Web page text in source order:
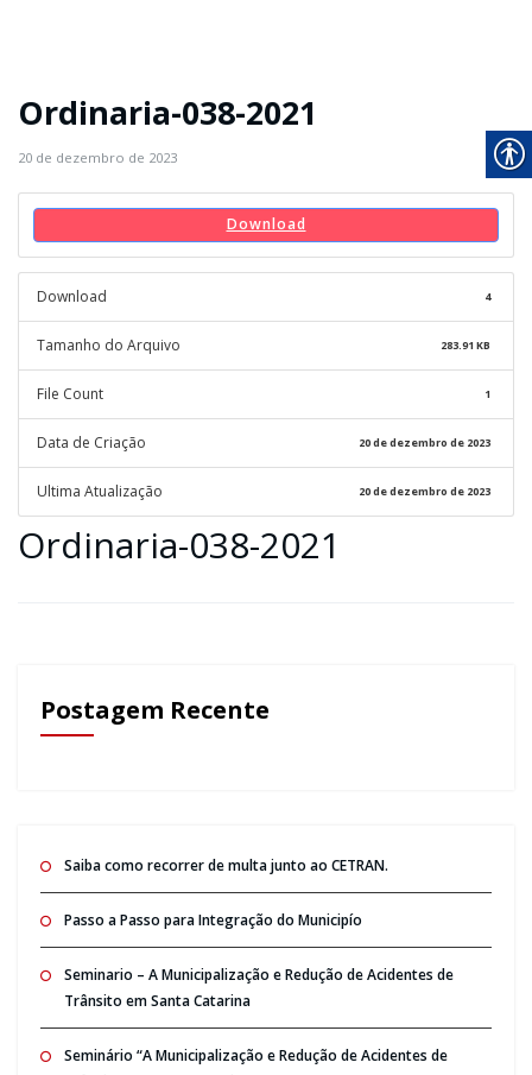
Ordinaria-038-2021
20 de dezembro de 2023
Download
Download 4
Tamanho do Arquivo 283.91 KB
File Count 1
Data de Criação 20 de dezembro de 2023
Ultima Atualização 20 de dezembro de 2023
Ordinaria-038-2021
Postagem Recente
Saiba como recorrer de multa junto ao CETRAN.
Passo a Passo para Integração do Municipío
Seminario – A Municipalização e Redução de Acidentes de
Trânsito em Santa Catarina
Seminário “A Municipalização e Redução de Acidentes de